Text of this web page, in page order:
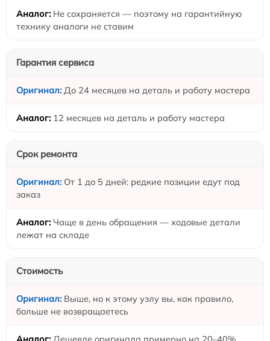
Не сохраняется — поэтому на гарантийную
технику аналоги не ставим
Гарантия сервиса
До 24 месяцев на деталь и работу мастера
12 месяцев на деталь и работу мастера
Срок ремонта
От 1 до 5 дней: редкие позиции едут под
заказ
Чаще в день обращения — ходовые детали
лежат на складе
Стоимость
Выше, но к этому узлу вы, как правило,
больше не возвращаетесь